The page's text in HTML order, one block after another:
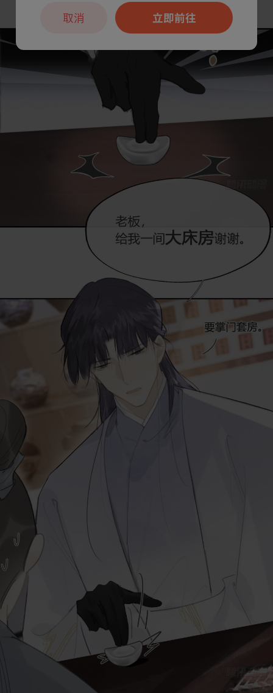
立即前往
取消